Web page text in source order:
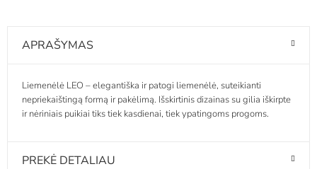
APRAŠYMAS
Liemenėlė LEO – elegantiška ir patogi liemenėlė, suteikianti
nepriekaištingą formą ir pakėlimą. Išskirtinis dizainas su gilia iškirpte
ir nėriniais puikiai tiks tiek kasdienai, tiek ypatingoms progoms.
PREKĖ DETALIAU